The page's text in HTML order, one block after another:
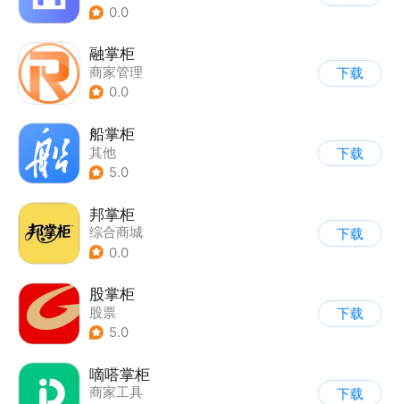
0.0
融掌柜
商家管理
0.0
下载
船掌柜
其他
5.0
下载
邦掌柜
综合商城
0.0
下载
股掌柜
股票
5.0
下载
嘀嗒掌柜
商家工具
下载